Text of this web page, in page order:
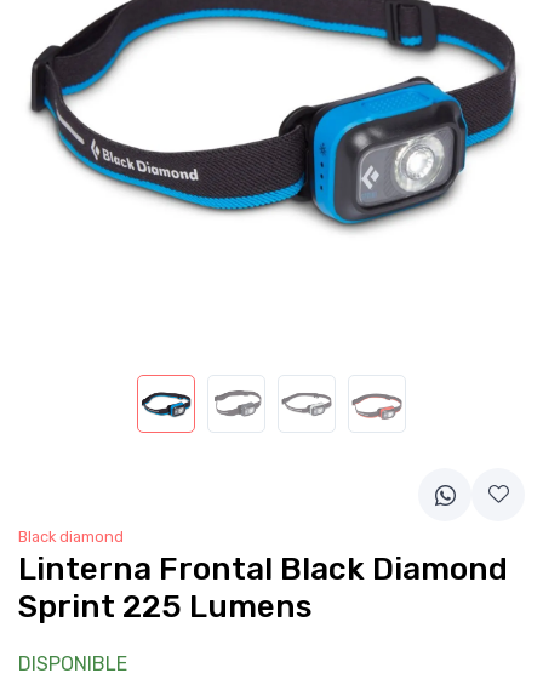
Black diamond
Linterna Frontal Black Diamond
Sprint 225 Lumens
DISPONIBLE